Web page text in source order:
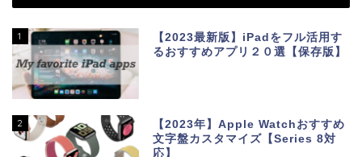
1
【2023最新版】iPadをフル活用す
るおすすめアプリ２０選【保存版】
2
【2023年】Apple Watchおすすめ
文字盤カスタマイズ【Series 8対
応】